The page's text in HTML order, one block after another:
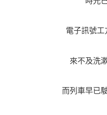
電子訊號
來不及洗
而列車早已